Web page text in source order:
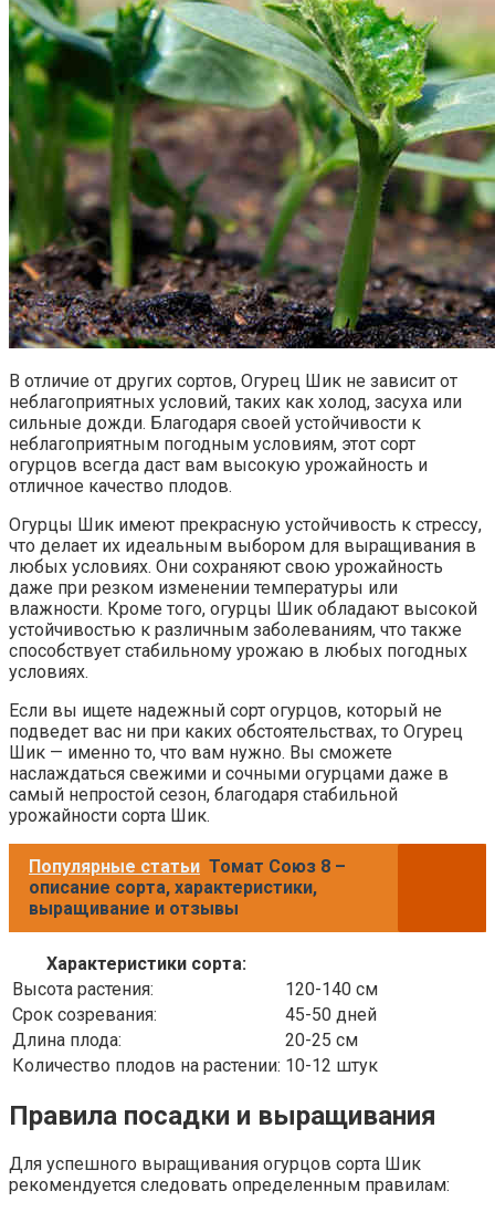
В отличие от других сортов, Огурец Шик не зависит от
неблагоприятных условий, таких как холод, засуха или
сильные дожди. Благодаря своей устойчивости к
неблагоприятным погодным условиям, этот сорт
огурцов всегда даст вам высокую урожайность и
отличное качество плодов.
Огурцы Шик имеют прекрасную устойчивость к стрессу,
что делает их идеальным выбором для выращивания в
любых условиях. Они сохраняют свою урожайность
даже при резком изменении температуры или
влажности. Кроме того, огурцы Шик обладают высокой
устойчивостью к различным заболеваниям, что также
способствует стабильному урожаю в любых погодных
условиях.
Если вы ищете надежный сорт огурцов, который не
подведет вас ни при каких обстоятельствах, то Огурец
Шик — именно то, что вам нужно. Вы сможете
наслаждаться свежими и сочными огурцами даже в
самый непростой сезон, благодаря стабильной
урожайности сорта Шик.
Популярные статьи Томат Союз 8 –
описание сорта, характеристики,
выращивание и отзывы
Характеристики сорта:
Высота растения:
120-140 см
Срок созревания:
45-50 дней
Длина плода:
20-25 см
Количество плодов на растении: 10-12 штук
Правила посадки и выращивания
Для успешного выращивания огурцов сорта Шик
рекомендуется следовать определенным правилам: